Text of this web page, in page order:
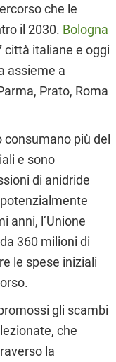
che le
il 2030. Bologna
città italiane e oggi
assieme a
Prato, Roma
consumano più del
e sono
di anidride
anni, l’Unione
360 milioni di
le spese iniziali
gli scambi
che
la